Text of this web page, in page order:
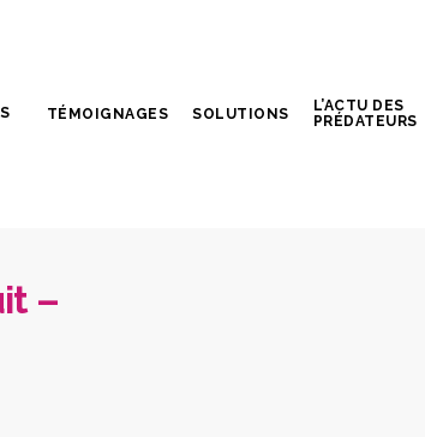
TÉMOIGNAGES SOLUTIONS
L’ACTU DES
PRÉDATEURS
–